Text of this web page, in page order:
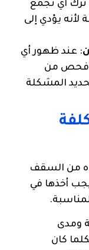
ترك أي تجمع
يؤدي إلى
: عند ظهور أي
فحص من
المشكلة
من السقف
أخذها في
ومدى
كان